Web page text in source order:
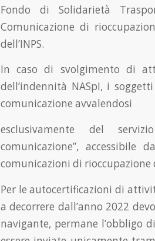
Fondo di Solidarietà
Comunicazione di
dell’INPS.
In caso di svolgimento di
dell’indennità NASpI, i
comunicazione avvalendosi
esclusivamente del
comunicazione”, accessibile
comunicazioni di rioccupazione
Per le autocertificazioni di
a decorrere dall’anno 2022
navigante, permane l’obbligo